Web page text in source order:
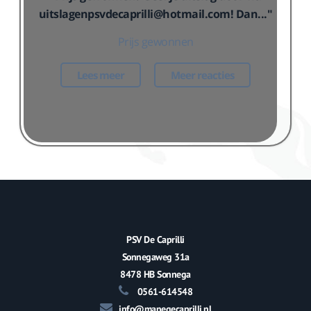
uitslagenpsvdecaprilli@hotmail.com! Dan..."
Prijs gewonnen
Lees meer Meer reacties
PSV De Caprilli
Sonnegaweg 31a
8478 HB Sonnega
0561-614548